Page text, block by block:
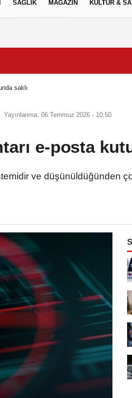
SAĞLIK MAGAZİN KÜLTÜR &
saklı
Yayınlanma: 06 Temmuz 2026 - 10:50
e-posta
ve düşünüldüğünden